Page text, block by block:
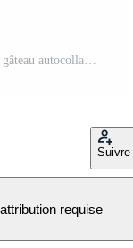
ensemble de vite nourriture personnages. noir gâteau autocollant avec fleurs. voler avec sensationnel tranche. chaud chien ligne rétro style Vecteur Pro
Suivre
requise